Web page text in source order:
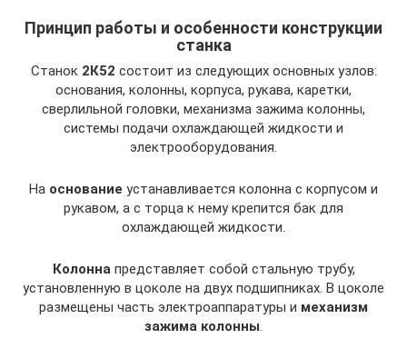
Принцип работы и особенности конструкции
станка
Станок 2К52 состоит из следующих основных узлов:
основания, колонны, корпуса, рукава, каретки,
сверлильной головки, механизма зажима колонны,
системы подачи охлаждающей жидкости и
электрооборудования.
На основание устанавливается колонна с корпусом и
рукавом, а с торца к нему крепится бак для
охлаждающей жидкости.
Колоннапредставляет собой стальную трубу,
установленную в цоколе на двух подшипниках. В цоколе
размещены часть электроаппаратуры и механизм
зажима колонны.